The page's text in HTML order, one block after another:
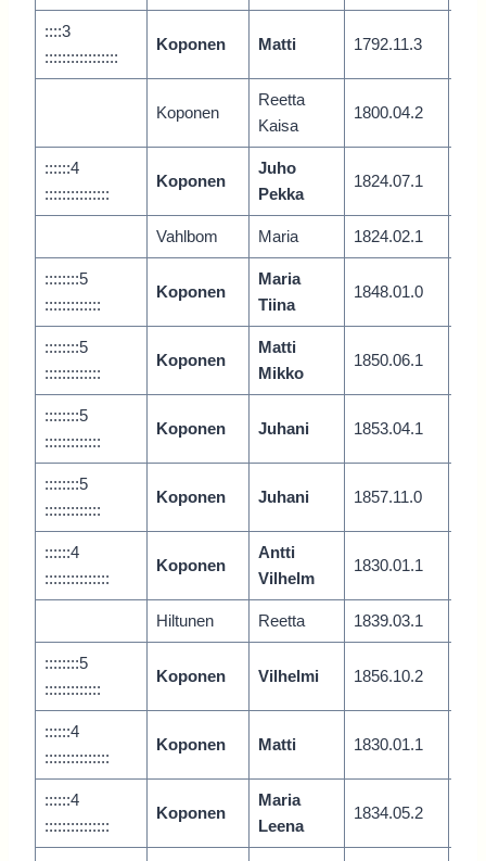
::::3
:::::::::::::::::
Koponen Matti 1792.11.3
Koponen
Reetta
Kaisa
1800.04.2
::::::4
:::::::::::::::
Koponen
Juho
Pekka
1824.07.1
Vahlbom Maria 1824.02.1
::::::::5
:::::::::::::
Koponen
Maria
Tiina
1848.01.0
::::::::5
:::::::::::::
Koponen
Matti
Mikko
1850.06.1
::::::::5
:::::::::::::
Koponen Juhani 1853.04.1
::::::::5
:::::::::::::
Koponen Juhani 1857.11.0
::::::4
:::::::::::::::
Koponen
Antti
Vilhelm
1830.01.1
Hiltunen Reetta 1839.03.1
::::::::5
:::::::::::::
Koponen Vilhelmi 1856.10.2
::::::4
:::::::::::::::
Koponen Matti 1830.01.1
::::::4
:::::::::::::::
Koponen
Maria
Leena
1834.05.2